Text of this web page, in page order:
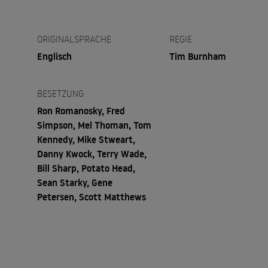
ORIGINALSPRACHE
Englisch
REGIE
Tim Burnham
BESETZUNG
Ron Romanosky, Fred
Simpson, Mel Thoman, Tom
Kennedy, Mike Stweart,
Danny Kwock, Terry Wade,
Bill Sharp, Potato Head,
Sean Starky, Gene
Petersen, Scott Matthews